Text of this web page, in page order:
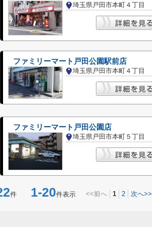
埼玉県戸田市本町４丁目
ファミリーマート戸田公園駅前店
埼玉県戸田市本町４丁目
ファミリーマート戸田公園店
埼玉県戸田市本町５丁目
件 1-20件表示 <<前へ 1 2 次へ>>